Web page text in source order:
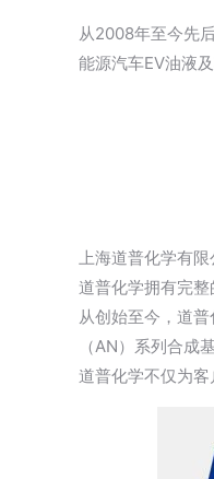
从2008年至今先
能源汽车EV油液
上海道普化学有
道普化学拥有完
从创始至今，道
（AN）系列合成
道普化学不仅为